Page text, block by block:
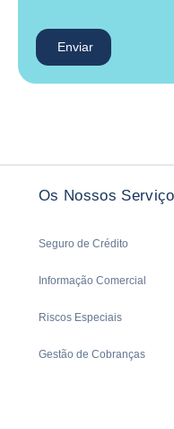
Enviar
Os Nossos
Seguro de Crédito
Informação Comercial
Riscos Especiais
Gestão de Cobranças